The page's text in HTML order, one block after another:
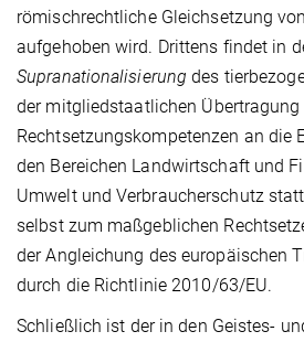
römischrechtliche Gleichsetzung
aufgehoben wird. Drittens findet in
Supranationalisierung des
der mitgliedstaatlichen Übertragung
Rechtsetzungskompetenzen an die
den Bereichen Landwirtschaft und
Umwelt und Verbraucherschutz
selbst zum maßgeblichen
der Angleichung des europäischen
durch die Richtlinie 2010/63/EU.
Schließlich ist der in den Geistes-